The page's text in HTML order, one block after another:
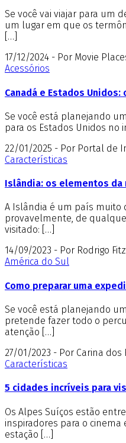
Se você vai viajar para um
um lugar em que os
[…]
17/12/2024 - Por Movie
Acessórios
Canadá e Estados
Se você está planejando
para os Estados Unidos no
22/01/2025 - Por Portal de
Características
Islândia: os elementos
A Islândia é um país muito
provavelmente, de
visitado: […]
14/09/2023 - Por Rodrigo Fitz
América do Sul
Como preparar uma
Se você está planejando
pretende fazer todo o
atenção […]
27/01/2023 - Por Carina dos
Características
5 cidades incríveis para
Os Alpes Suíços estão
inspiradores para o cinema
estação […]